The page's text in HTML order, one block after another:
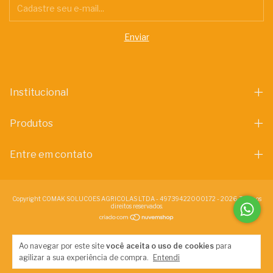
Ao navegar por este site você aceita o uso de cookies para
agilizar a sua experiência de compra.
Entendi
Institucional
Produtos
Entre em contato
Copyright COMAK SOLUCOES AGRICOLAS LTDA - 49739422000172 - 2026. Todos os
direitos reservados.